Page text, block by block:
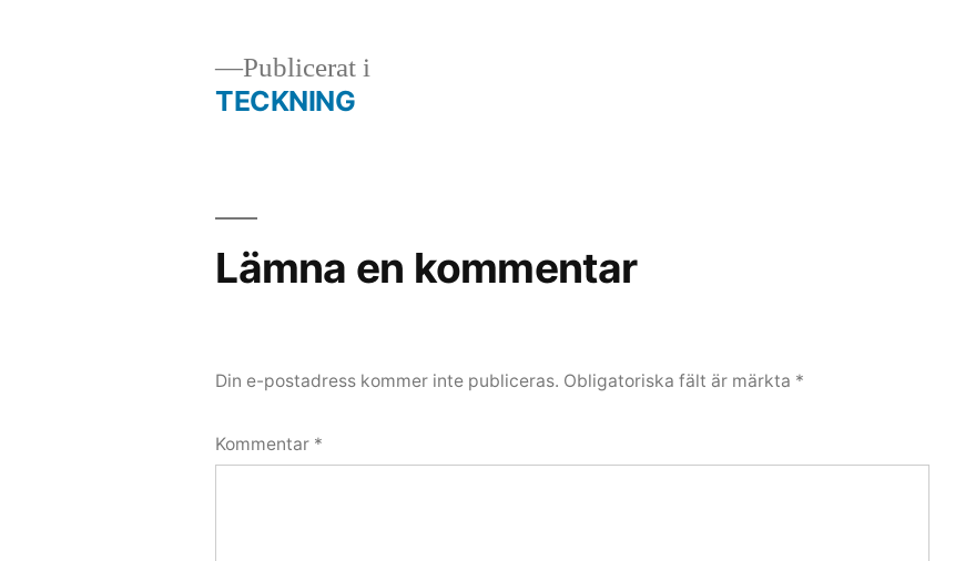
Inläggsnavigering
Publicerat i
TECKNING
Lämna en kommentar
Din e-postadress kommer inte publiceras. Obligatoriska fält är märkta *
Kommentar *